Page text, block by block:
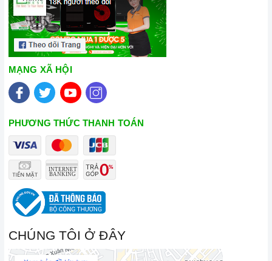
MẠNG XÃ HỘI
PHƯƠNG THỨC THANH TOÁN
CHÚNG TÔI Ở ĐÂY